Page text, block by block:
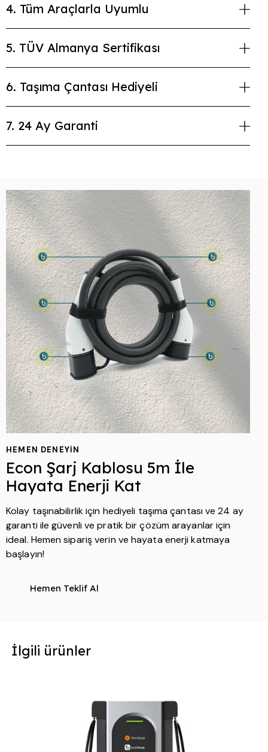
4. Tüm Araçlarla Uyumlu
5. TÜV Almanya Sertifikası
6. Taşıma Çantası Hediyeli
7. 24 Ay Garanti
HEMEN DENEYIN
Econ Şarj Kablosu 5m İle
Hayata Enerji Kat
Kolay taşınabilirlik için hediyeli taşıma çantası ve 24 ay
garanti ile güvenli ve pratik bir çözüm arayanlar için
ideal. Hemen sipariş verin ve hayata enerji katmaya
başlayın!
Hemen Teklif Al
İlgili ürünler